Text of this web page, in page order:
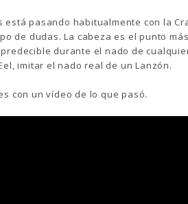
está pasando habitualmente con la
de dudas. La cabeza es el punto
durante el nado de
imitar el nado real de un Lanzón.
con un vídeo de lo que pasó.